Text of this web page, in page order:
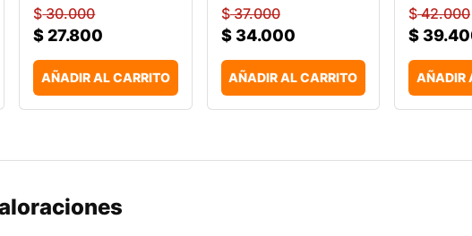
$30.000
$27.800
AÑADIR AL CARRITO
$37.000
$34.000
AÑADIR AL CARRITO
$42.000
$
AÑADIR